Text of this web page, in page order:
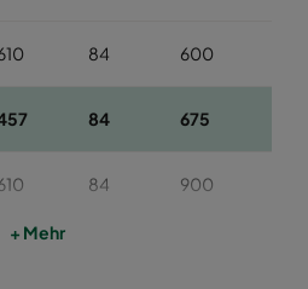
84 600
84 675
84 900
+ Mehr